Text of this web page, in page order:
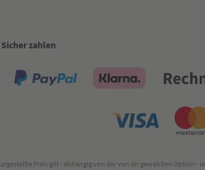
Sicher zahlen
Preis gilt - abhängig von der von dir gewählten Option